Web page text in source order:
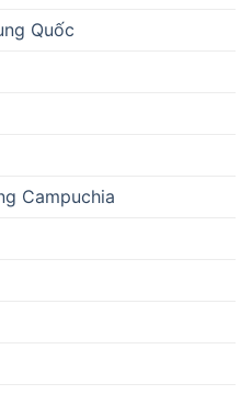
Quốc
Campuchia